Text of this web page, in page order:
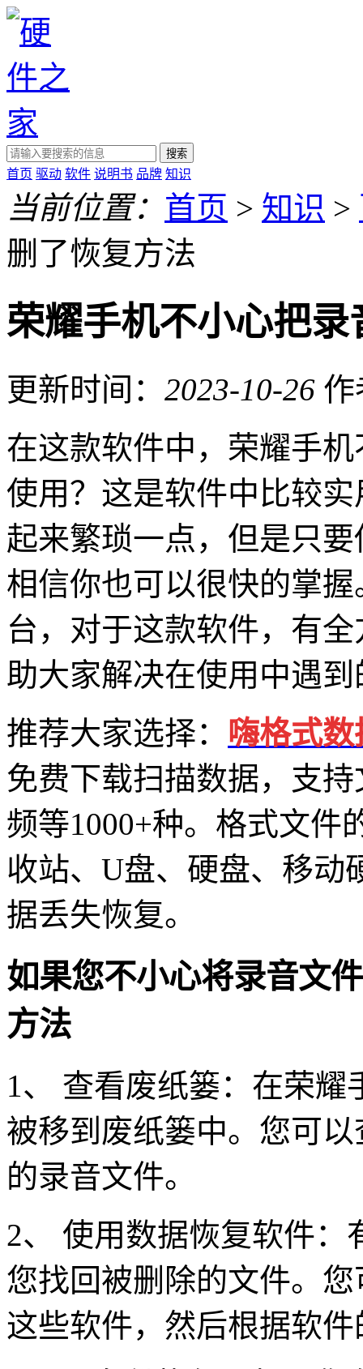
搜索
首页 驱动 软件 说明书 品牌 知识
当前位置： 首页 > 知识 >
删了恢复方法
荣耀手机不小心把
更新时间： 2023-10-26 作
在这款软件中，荣耀手
使用？这是软件中比较
起来繁琐一点，但是只
相信你也可以很快的掌
台，对于这款软件，有
助大家解决在使用中遇
推荐大家选择： 嗨格式
免费下载扫描数据，支
频等1000+种。格式文件
收站、U盘、硬盘、移动
据丢失恢复。
如果您不小心将录音文
方法
1、 查看废纸篓：在荣
被移到废纸篓中。您可
的录音文件。
2、 使用数据恢复软件
您找回被删除的文件。
这些软件，然后根据软